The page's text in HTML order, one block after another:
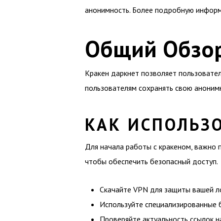
анонимность. Более подробную
Общий
Кракен даркнет позволяет
пользователям сохранять свою
КАК
Для начала работы с кракеном, важно
чтобы обеспечить безопасный доступ.
Скачайте VPN для защиты вашей
Используйте
Проверяйте актуальность ссылок